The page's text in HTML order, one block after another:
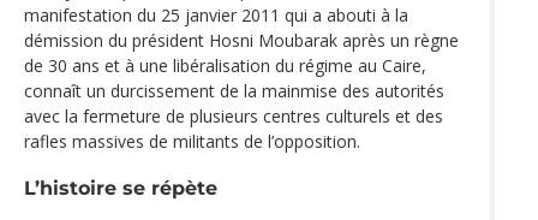
manifestation du 25 janvier 2011 qui a abouti à la
démission du président Hosni Moubarak après un règne
de 30 ans et à une libéralisation du régime au Caire,
connaît un durcissement de la mainmise des autorités
avec la fermeture de plusieurs centres culturels et des
rafles massives de militants de l’opposition.
L’histoire se répète